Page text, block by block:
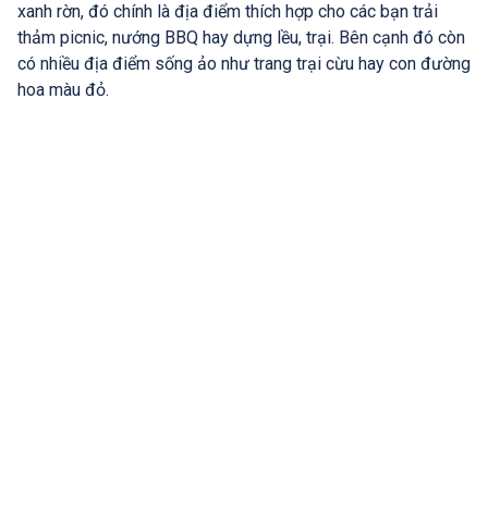
xanh rờn, đó chính là địa điểm thích hợp cho các bạn trải
thảm picnic, nướng BBQ hay dựng lều, trại. Bên cạnh đó còn
có nhiều địa điểm sống ảo như trang trại cừu hay con đường
hoa màu đỏ.